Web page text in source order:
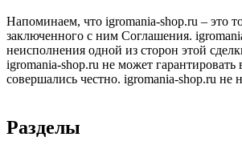
Напоминаем, что igromania-shop.ru – это
заключенного с ним Соглашения.
неисполнения одной из сторон этой
igromania-shop.ru не может
совершались честно. igromania-shop.ru не
Разделы